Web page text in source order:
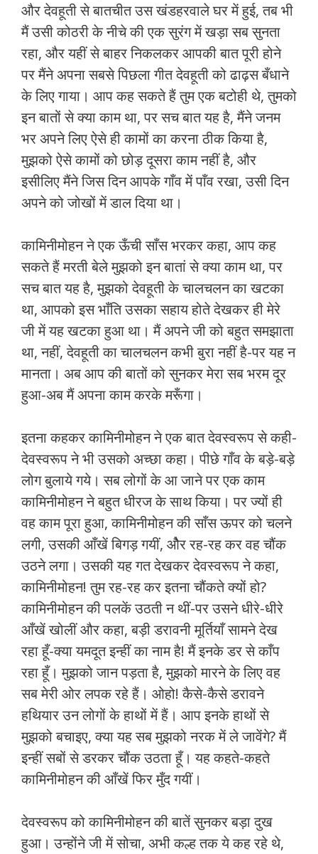
और देवहूती से बातचीत उस खंडहरवाले घर में हुई, तब भी
मैं उसी कोठरी के नीचे की एक सुरंग में खड़ा सब सुनता
रहा, और यहीं से बाहर निकलकर आपकी बात पूरी होने
पर मैंने अपना सबसे पिछला गीत देवहूती को ढाढ़स बँधाने
के लिए गाया। आप कह सकते हैं तुम एक बटोही थे, तुमको
इन बातों से क्या काम था, पर सच बात यह है, मैंने जनम
भर अपने लिए ऐसे ही कामों का करना ठीक किया है,
मुझको ऐसे कामों को छोड़ दूसरा काम नहीं है, और
इसीलिए मैंने जिस दिन आपके गाँव में पाँव रखा, उसी दिन
अपने को जोखों में डाल दिया था।
कामिनीमोहन ने एक ऊँची साँस भरकर कहा, आप कह
सकते हैं मरती बेले मुझको इन बातां से क्या काम था, पर
सच बात यह है, मुझको देवहूती के चालचलन का खटका
था, आपको इस भाँति उसका सहाय होते देखकर ही मेरे
जी में यह खटका हुआ था। मैं अपने जी को बहुत समझाता
था, नहीं, देवहूती का चालचलन कभी बुरा नहीं है-पर यह न
मानता। अब आप की बातों को सुनकर मेरा सब भरम दूर
हुआ-अब मैं अपना काम करके मरूँगा।
इतना कहकर कामिनीमोहन ने एक बात देवस्वरूप से कही-
देवस्वरूप ने भी उसको अच्छा कहा। पीछे गाँव के बड़े-बड़े
लोग बुलाये गये। सब लोगों के आ जाने पर एक काम
कामिनीमोहन ने बहुत धीरज के साथ किया। पर ज्यों ही
वह काम पूरा हुआ, कामिनीमोहन की साँस ऊपर को चलने
लगी, उसकी आँखें बिगड़ गयीं, औेर रह-रह कर वह चौंक
उठने लगा। उसकी यह गत देखकर देवस्वरूप ने कहा,
कामिनीमोहन! तुम रह-रह कर इतना चौंकते क्यों हो?
कामिनीमोहन की पलकें उठती न थीं-पर उसने धीरे-धीरे
आँखें खोलीं और कहा, बड़ी डरावनी मूर्तियाँ सामने देख
रहा हूँ-क्या यमदूत इन्हीं का नाम है! मैं इनके डर से काँप
रहा हूँ। मुझको जान पड़ता है, मुझको मारने के लिए वह
सब मेरी ओर लपक रहे हैं। ओहो! कैसे-कैसे डरावने
हथियार उन लोगों के हाथों में हैं। आप इनके हाथों से
मुझको बचाइए, क्या यह सब मुझको नरक में ले जावेंगे? मैं
इन्हीं सबों से डरकर चौंक उठता हूँ। यह कहते-कहते
कामिनीमोहन की आँखें फिर मुँद गयीं।
देवस्वरूप को कामिनीमोहन की बातें सुनकर बड़ा दुख
हुआ। उन्होंने जी में सोचा, अभी कल्ह तक ये कह रहे थे,